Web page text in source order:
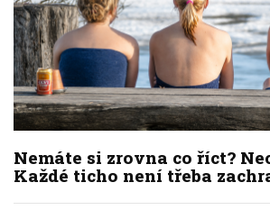
Nemáte si zrovna co říct?
Každé ticho není třeba